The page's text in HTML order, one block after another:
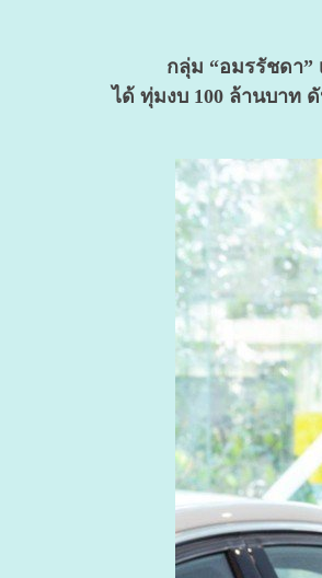
กลุ่ม “อมรรัชดา” เดิ
ได้ ทุ่มงบ 100 ล้านบาท